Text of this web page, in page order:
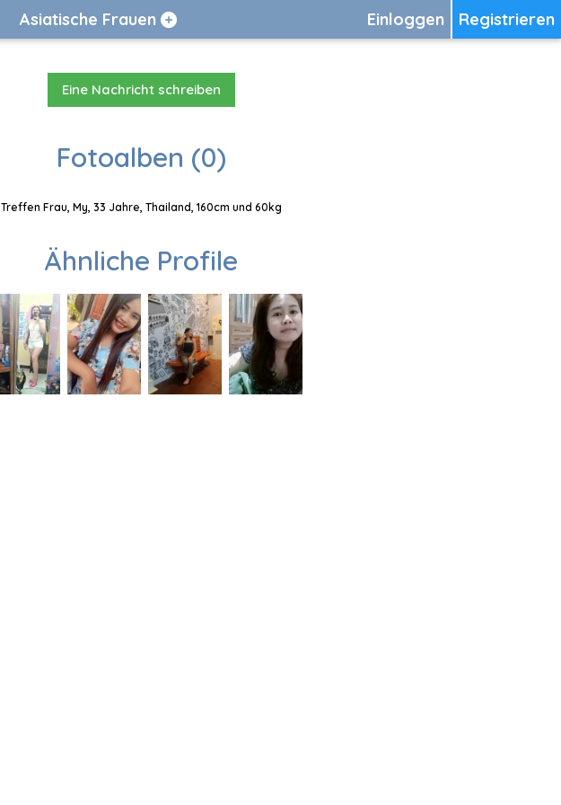
Registrieren
Einloggen
Asiatische Frauen
Eine Nachricht schreiben
Fotoalben (0)
Treffen Frau, My, 33 Jahre, Thailand, 160cm und 60kg
Ähnliche Profile